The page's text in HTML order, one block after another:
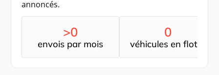
annoncés.
envois par mois
>0
véhicules en flotte
0